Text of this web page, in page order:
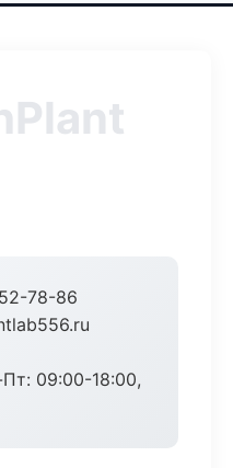
78-86
09:00-18:00,